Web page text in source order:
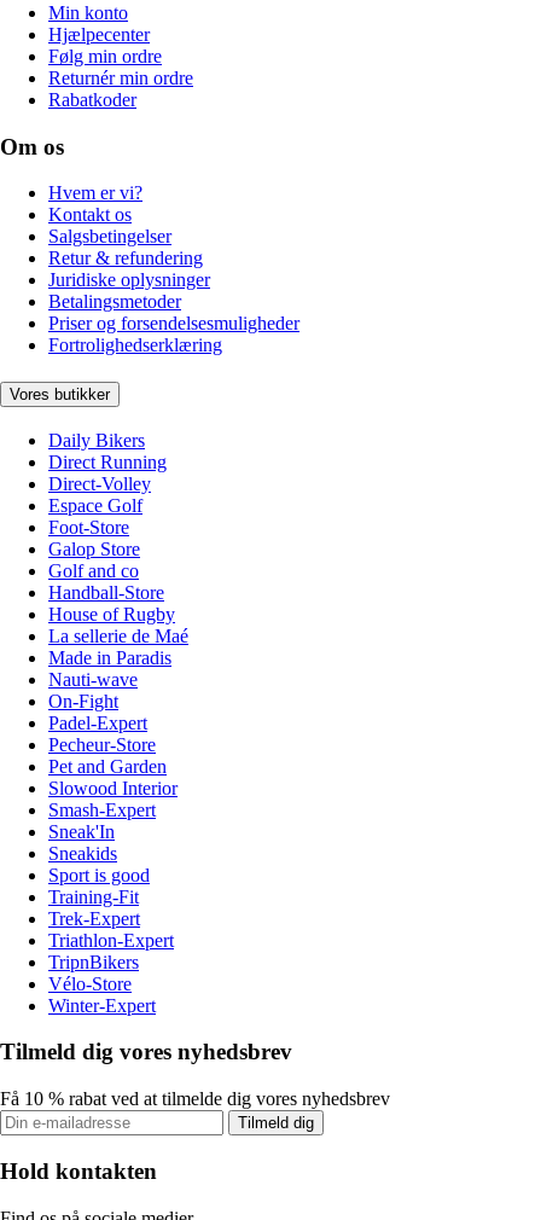
Min konto
Hjælpecenter
Følg min ordre
Returnér min ordre
Rabatkoder
Om os
Hvem er vi?
Kontakt os
Salgsbetingelser
Retur & refundering
Juridiske oplysninger
Betalingsmetoder
Priser og forsendelsesmuligheder
Fortrolighedserklæring
Vores butikker
Daily Bikers
Direct Running
Direct-Volley
Espace Golf
Foot-Store
Galop Store
Golf and co
Handball-Store
House of Rugby
La sellerie de Maé
Made in Paradis
Nauti-wave
On-Fight
Padel-Expert
Pecheur-Store
Pet and Garden
Slowood Interior
Smash-Expert
Sneak'In
Sneakids
Sport is good
Training-Fit
Trek-Expert
Triathlon-Expert
TripnBikers
Vélo-Store
Winter-Expert
Tilmeld dig vores nyhedsbrev
Få 10 % rabat ved at tilmelde dig vores nyhedsbrev
Tilmeld dig
Hold kontakten